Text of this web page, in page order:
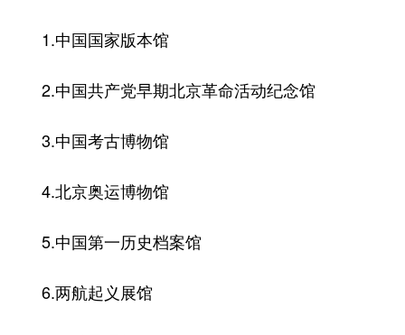
山东 河南
陕西 甘肃
新疆 内蒙古
多语种频道
English Español
1.中国国家版本馆
2.中国共产党早期北京革命活动纪念馆
3.中国考古博物馆
4.北京奥运博物馆
5.中国第一历史档案馆
6.两航起义展馆